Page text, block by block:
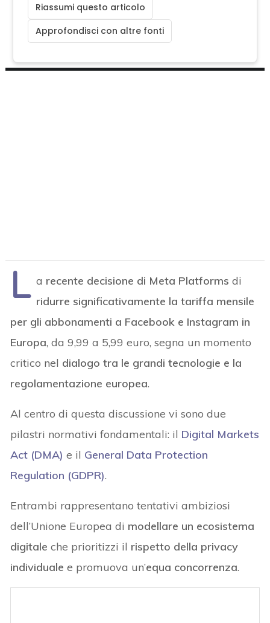
Riassumi questo articolo
Approfondisci con altre fonti
L a recente decisione di Meta Platforms di
ridurre significativamente la tariffa mensile
per gli abbonamenti a Facebook e Instagram in
Europa, da 9,99 a 5,99 euro, segna un momento
critico nel dialogo tra le grandi tecnologie e la
regolamentazione europea.
Al centro di questa discussione vi sono due
pilastri normativi fondamentali: il Digital Markets
Act (DMA) e il General Data Protection
Regulation (GDPR).
Entrambi rappresentano tentativi ambiziosi
dell’Unione Europea di modellare un ecosistema
digitale che prioritizzi il rispetto della privacy
individuale e promuova un’equa concorrenza.